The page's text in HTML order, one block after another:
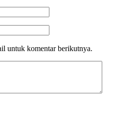
untuk komentar berikutnya.